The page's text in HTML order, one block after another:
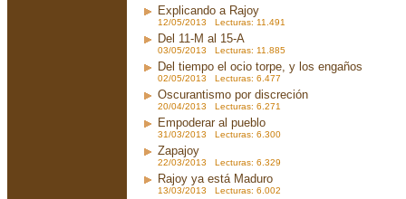
Explicando a Rajoy
12/05/2013 Lecturas: 11.491
Del 11-M al 15-A
03/05/2013 Lecturas: 11.885
Del tiempo el ocio torpe, y los engaños
02/05/2013 Lecturas: 6.477
Oscurantismo por discreción
20/04/2013 Lecturas: 6.271
Empoderar al pueblo
31/03/2013 Lecturas: 6.300
Zapajoy
22/03/2013 Lecturas: 6.329
Rajoy ya está Maduro
13/03/2013 Lecturas: 6.002